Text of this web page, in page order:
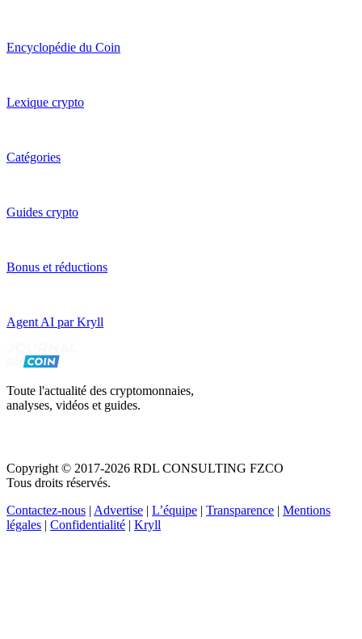
Encyclopédie du Coin
Lexique crypto
Catégories
Guides crypto
Bonus et réductions
Agent AI par Kryll
Toute l'actualité des cryptomonnaies,
analyses, vidéos et guides.
Copyright © 2017-2026 RDL CONSULTING FZCO
Tous droits réservés.
Contactez-nous | Advertise | L’équipe | Transparence | Mentions
légales | Confidentialité | Kryll